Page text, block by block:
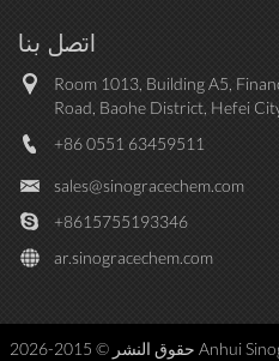
اتصل بنا
Room 1013, Building A5,
Road, Baohe District, Hefei
+86 0551 63459511
sales@sinogracechem.com
+8615755193346
ar.sinogracechem.com
حقوق النشر © 2015-2026 Anhui Sinograce Chemical Co., Ltd..كل الحقوق